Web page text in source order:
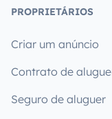
PROPRIETÁRIOS
Criar um anúncio
Contrato de
Seguro de aluguer